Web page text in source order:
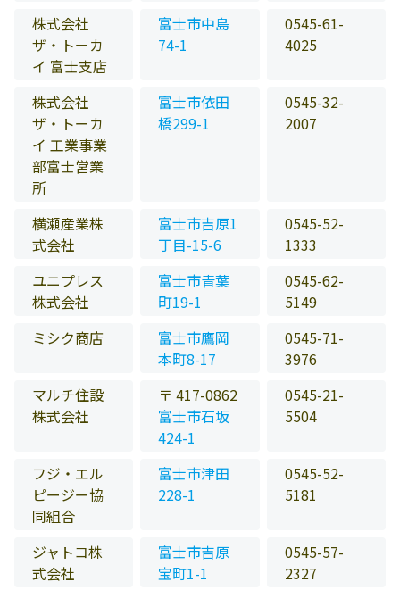
株式会社
ザ・トーカ
イ 富士支店
富士市中島
74-1
0545-61-
4025
株式会社
ザ・トーカ
イ 工業事業
部富士営業
所
富士市依田
橋299-1
0545-32-
2007
横瀬産業株
式会社
富士市吉原1
丁目-15-6
0545-52-
1333
ユニプレス
株式会社
富士市青葉
町19-1
0545-62-
5149
ミシク商店
富士市鷹岡
本町8-17
0545-71-
3976
マルチ住設
株式会社
〒 417-0862
富士市石坂
424-1
0545-21-
5504
フジ・エル
ピージー協
同組合
富士市津田
228-1
0545-52-
5181
ジャトコ株
式会社
富士市吉原
宝町1-1
0545-57-
2327